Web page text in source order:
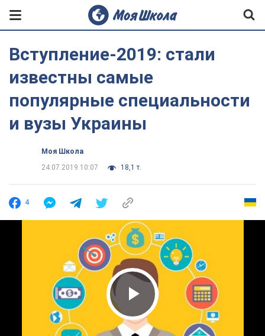
Вступление-2019: стали
известны самые
популярные специальности
и вузы Украины
Моя Школа
24.07.2019 10:07
18,1 т.
4
Play Video